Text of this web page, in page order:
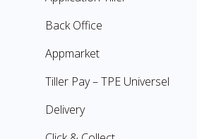
Back Office
Appmarket
Tiller Pay – TPE Universel
Delivery